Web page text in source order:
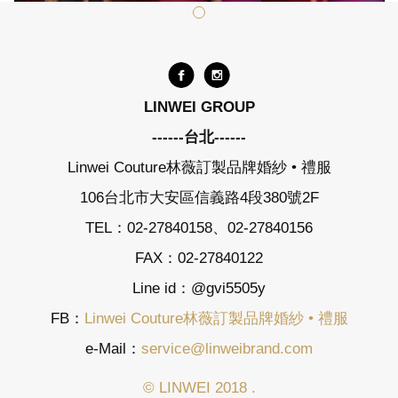
LINWEI GROUP
------台北------
Linwei Couture林薇訂製品牌婚紗 • 禮服
106台北市大安區信義路4段380號2F
TEL：02-27840158、02-27840156
FAX：02-27840122
Line id：@gvi5505y
FB： Linwei Couture林薇訂製品牌婚紗 • 禮服
e-Mail： service@linweibrand.com
© LINWEI 2018 .